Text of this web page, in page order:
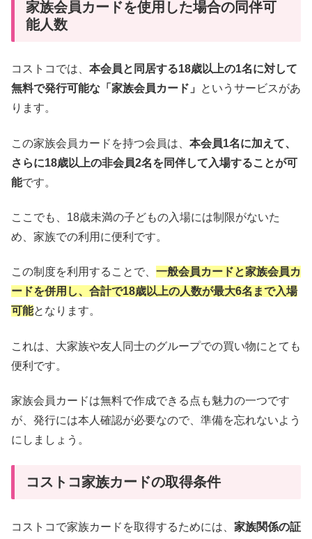
家族会員カードを使用した場合の同伴可
能人数
コストコでは、 本会員と同居する18歳以上の1名に対して
無料で発行可能な「家族会員カード」
というサービスがあ
ります。
この家族会員カードを持つ会員は、 本会員1名に加えて、
さらに18歳以上の非会員2名を同伴して入場することが可
能です。
ここでも、18歳未満の子どもの入場には制限がないた
め、家族での利用に便利です。
この制度を利用することで、 一般会員カードと家族会員カ
ードを併用し、合計で18歳以上の人数が最大6名まで入場
可能となります。
これは、大家族や友人同士のグループでの買い物にとても
便利です。
家族会員カードは無料で作成できる点も魅力の一つです
が、発行には本人確認が必要なので、準備を忘れないよう
にしましょう。
コストコ家族カードの取得条件
コストコで家族カードを取得するためには、 家族関係の証